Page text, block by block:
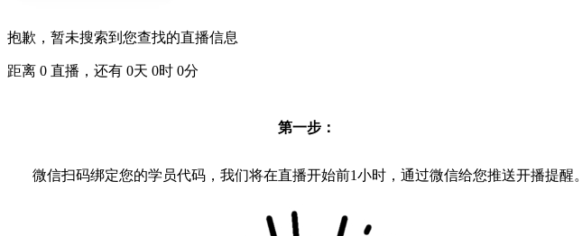
抱歉，暂未搜索到您查找的直播信息
距离 0 直播，还有 0天 0时 0分
第一步：
微信扫码绑定您的学员代码，我们将在直播开始前1小时，通过微信给您推送开播提醒。